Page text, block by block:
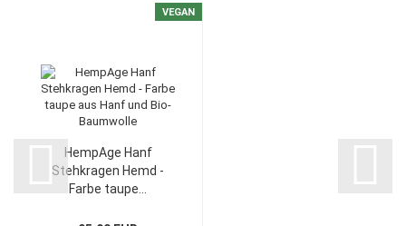
VEGAN
HempAge Hanf
Stehkragen Hemd -
Farbe taupe...